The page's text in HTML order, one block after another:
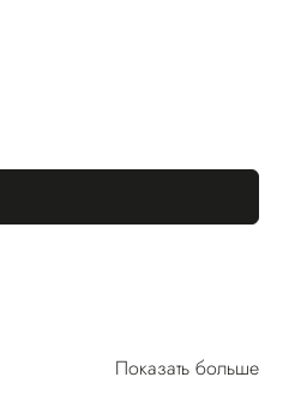
Показать больше